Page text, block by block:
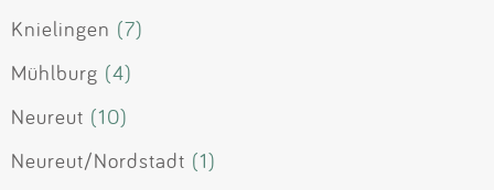
Knielingen (7)
Mühlburg (4)
Neureut (10)
Neureut/Nordstadt (1)